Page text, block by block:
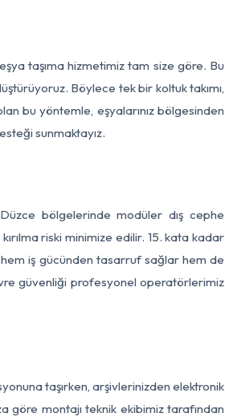
taşıma hizmetimiz tam size göre. Bu
Böylece tek bir koltuk takımı,
bu yöntemle, eşyalarınız bölgesinden
sunmaktayız.
bölgelerinde modüler dış cephe
riski minimize edilir. 15. kata kadar
hem iş gücünden tasarruf sağlar hem de
güvenliği profesyonel operatörlerimiz
taşırken, arşivlerinizden elektronik
göre montajı teknik ekibimiz tarafından